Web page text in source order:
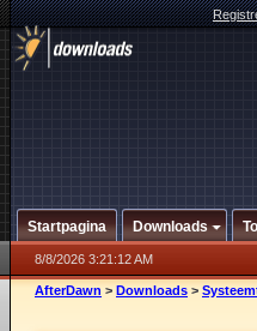
Startpagina Downloads
8/8/2026 3:21:12 AM
AfterDawn > Downloads >